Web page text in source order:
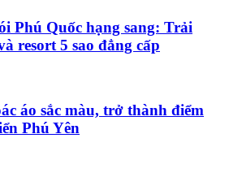
Phú Quốc hạng sang: Trải
resort 5 sao đẳng cấp
áo sắc màu, trở thành điểm
Phú Yên